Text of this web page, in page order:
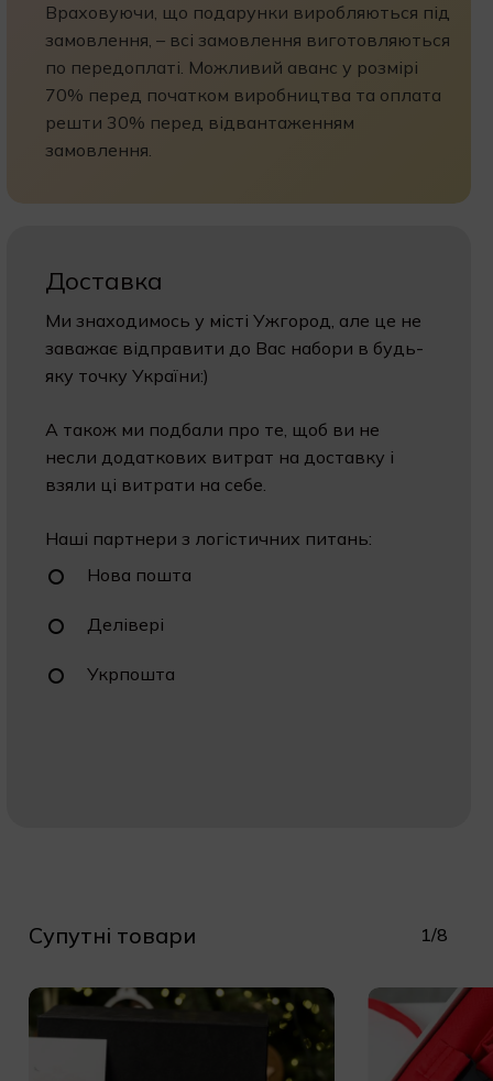
Враховуючи, що подарунки виробляються під
замовлення, – всі замовлення виготовляються
по передоплаті. Можливий аванс у розмірі
70% перед початком виробництва та оплата
решти 30% перед відвантаженням
замовлення.
Доставка
Ми знаходимось у місті Ужгород, але це не
заважає відправити до Вас набори в будь-
яку точку України:)
А також ми подбали про те, щоб ви не
несли додаткових витрат на доставку і
взяли ці витрати на себе.
Наші партнери з логістичних питань:
Нова пошта
Делівері
Укрпошта
Супутні товари 1/8